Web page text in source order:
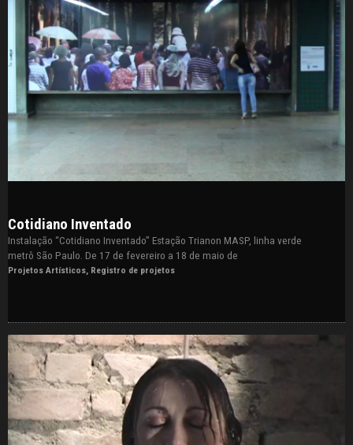
Cotidiano Inventado
Instalação “Cotidiano Inventado” Estação Trianon MASP, linha verde
metrô São Paulo. De 17 de fevereiro a 18 de maio de
Projetos Artísticos Registro de projetos